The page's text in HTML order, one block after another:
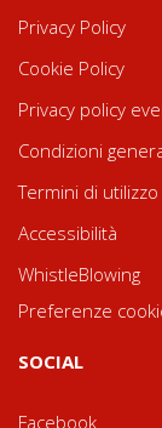
Privacy Policy
Cookie Policy
Privacy policy
Condizioni
Termini di
Accessibilità
WhistleBlowing
Preferenze
SOCIAL
Facebook